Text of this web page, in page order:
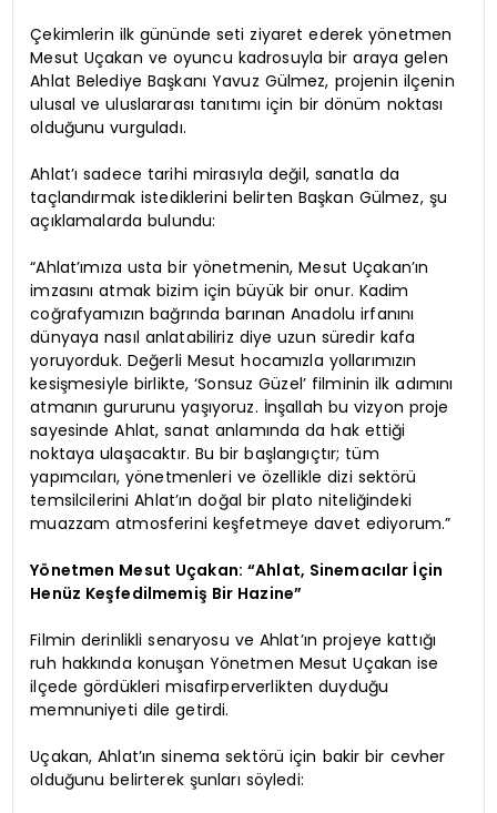
Çekimlerin ilk gününde seti ziyaret ederek yönetmen
Mesut Uçakan ve oyuncu kadrosuyla bir araya gelen
Ahlat Belediye Başkanı Yavuz Gülmez, projenin ilçenin
ulusal ve uluslararası tanıtımı için bir dönüm noktası
olduğunu vurguladı.
Ahlat’ı sadece tarihi mirasıyla değil, sanatla da
taçlandırmak istediklerini belirten Başkan Gülmez, şu
açıklamalarda bulundu:
“Ahlat’ımıza usta bir yönetmenin, Mesut Uçakan’ın
imzasını atmak bizim için büyük bir onur. Kadim
coğrafyamızın bağrında barınan Anadolu irfanını
dünyaya nasıl anlatabiliriz diye uzun süredir kafa
yoruyorduk. Değerli Mesut hocamızla yollarımızın
kesişmesiyle birlikte, ‘Sonsuz Güzel’ filminin ilk adımını
atmanın gururunu yaşıyoruz. İnşallah bu vizyon proje
sayesinde Ahlat, sanat anlamında da hak ettiği
noktaya ulaşacaktır. Bu bir başlangıçtır; tüm
yapımcıları, yönetmenleri ve özellikle dizi sektörü
temsilcilerini Ahlat’ın doğal bir plato niteliğindeki
muazzam atmosferini keşfetmeye davet ediyorum.”
Yönetmen Mesut Uçakan: “Ahlat, Sinemacılar İçin
Henüz Keşfedilmemiş Bir Hazine”
Filmin derinlikli senaryosu ve Ahlat’ın projeye kattığı
ruh hakkında konuşan Yönetmen Mesut Uçakan ise
ilçede gördükleri misafirperverlikten duyduğu
memnuniyeti dile getirdi.
Uçakan, Ahlat’ın sinema sektörü için bakir bir cevher
olduğunu belirterek şunları söyledi: